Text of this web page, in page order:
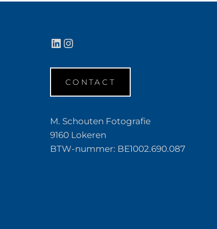
LinkedIn
Instagram
CONTACT
M. Schouten Fotografie
9160 Lokeren
BTW-nummer: BE1002.690.087